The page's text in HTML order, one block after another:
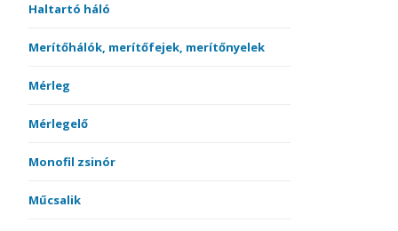
Haltartó háló
Merítőhálók, merítőfejek, merítőnyelek
Mérleg
Mérlegelő
Monofil zsinór
Műcsalik